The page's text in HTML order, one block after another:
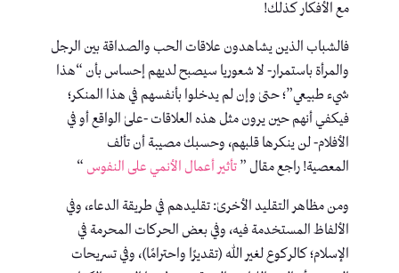
مع الأفكار كذلك!
فالشباب الذين يشاهدون علاقات الحب والصداقة بين الرجل
والمرأة باستمرار- لا شعوريا سيصبح لديهم إحساس بأن “هذا
شيء طبيعي”؛ حتىٰ وإن لم يدخلوا بأنفسهم في هذا المنكر؛
فيكفي أنهم حين يرون مثل هذه العلاقات -علىٰ الواقع أو في
الأفلام- لن ينكرها قلبهم، وحسبك مصيبة أن تألف
المعصية! راجع مقال ” تأثير أعمال الأنمي على النفوس “
ومن مظاهر التقليد الأخرىٰ: تقليدهم في طريقة الدعاء، وفي
الألفاظ المستخدمة فيه، وفي بعض الحركات المحرمة في
الإسلام؛ كالركوع لغير الله (تقديرًا واحترامًا)، وفي تسريحات